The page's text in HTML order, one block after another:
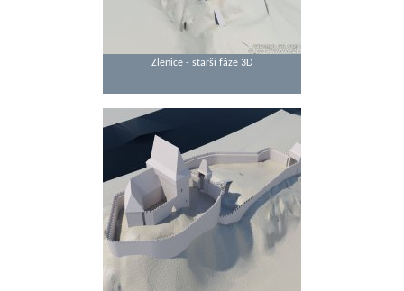
Zlenice - starší fáze 3D